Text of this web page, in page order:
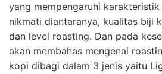
yang mempengaruhi
nikmati diantaranya, kualitas biji
dan level roasting. Dan pada
akan membahas mengenai
kopi dibagi dalam 3 jenis yaitu